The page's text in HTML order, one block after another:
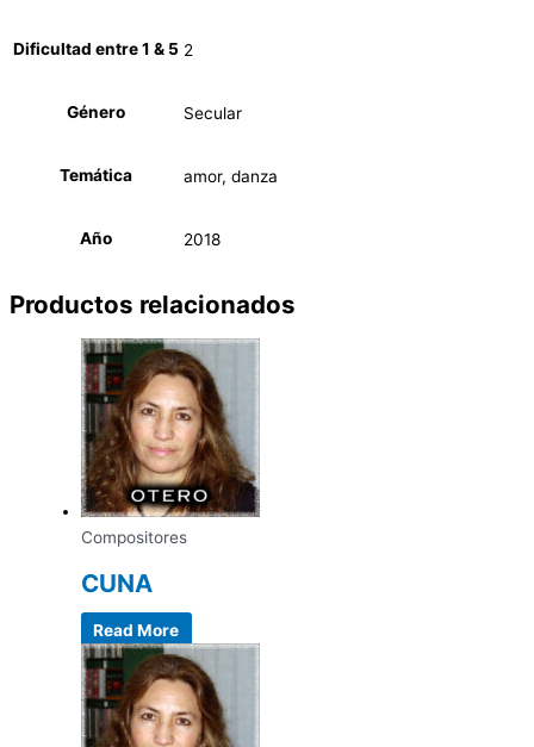
Dificultad entre 1 & 5 2
Género Secular
Temática amor, danza
Año 2018
Productos relacionados
Compositores
CUNA
Read More